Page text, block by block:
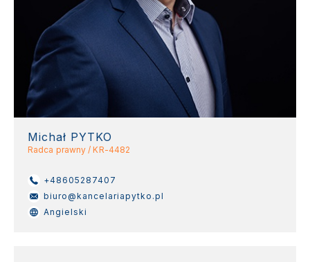
Michał PYTKO
Radca prawny / KR-4482
+48605287407
biuro@kancelariapytko.pl
Angielski